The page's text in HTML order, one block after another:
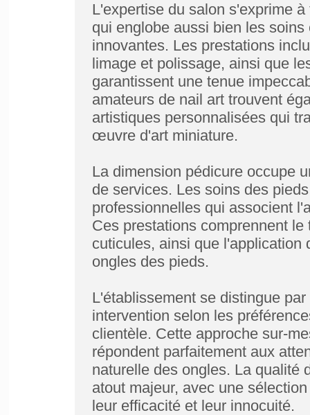
L'expertise du salon s'exprime
qui englobe aussi bien les
innovantes. Les prestations
limage et polissage, ainsi que
garantissent une tenue
amateurs de nail art trouvent
artistiques personnalisées qui
œuvre d'art miniature.
La dimension pédicure occupe
de services. Les soins des
professionnelles qui associent
Ces prestations comprennent
cuticules, ainsi que l'application
ongles des pieds.
L'établissement se distingue
intervention selon les
clientèle. Cette approche sur-
répondent parfaitement aux
naturelle des ongles. La qualité
atout majeur, avec une
leur efficacité et leur innocuité.